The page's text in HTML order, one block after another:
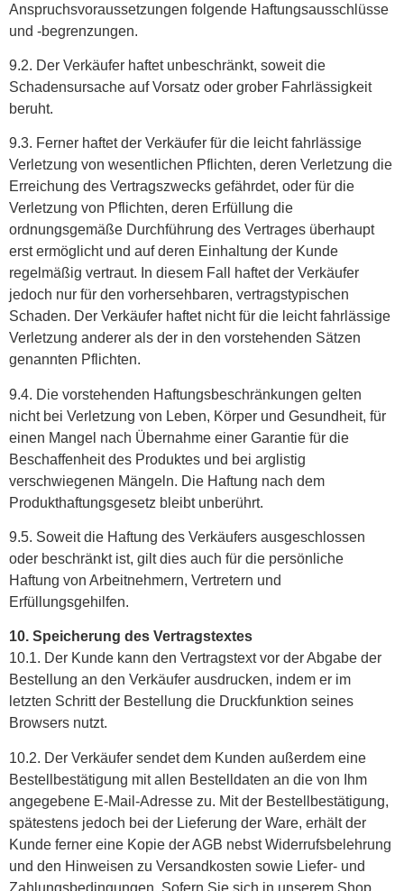
Anspruchsvoraussetzungen folgende Haftungsausschlüsse
und -begrenzungen.
9.2. Der Verkäufer haftet unbeschränkt, soweit die
Schadensursache auf Vorsatz oder grober Fahrlässigkeit
beruht.
9.3. Ferner haftet der Verkäufer für die leicht fahrlässige
Verletzung von wesentlichen Pflichten, deren Verletzung die
Erreichung des Vertragszwecks gefährdet, oder für die
Verletzung von Pflichten, deren Erfüllung die
ordnungsgemäße Durchführung des Vertrages überhaupt
erst ermöglicht und auf deren Einhaltung der Kunde
regelmäßig vertraut. In diesem Fall haftet der Verkäufer
jedoch nur für den vorhersehbaren, vertragstypischen
Schaden. Der Verkäufer haftet nicht für die leicht fahrlässige
Verletzung anderer als der in den vorstehenden Sätzen
genannten Pflichten.
9.4. Die vorstehenden Haftungsbeschränkungen gelten
nicht bei Verletzung von Leben, Körper und Gesundheit, für
einen Mangel nach Übernahme einer Garantie für die
Beschaffenheit des Produktes und bei arglistig
verschwiegenen Mängeln. Die Haftung nach dem
Produkthaftungsgesetz bleibt unberührt.
9.5. Soweit die Haftung des Verkäufers ausgeschlossen
oder beschränkt ist, gilt dies auch für die persönliche
Haftung von Arbeitnehmern, Vertretern und
Erfüllungsgehilfen.
10. Speicherung des Vertragstextes
10.1. Der Kunde kann den Vertragstext vor der Abgabe der
Bestellung an den Verkäufer ausdrucken, indem er im
letzten Schritt der Bestellung die Druckfunktion seines
Browsers nutzt.
10.2. Der Verkäufer sendet dem Kunden außerdem eine
Bestellbestätigung mit allen Bestelldaten an die von Ihm
angegebene E-Mail-Adresse zu. Mit der Bestellbestätigung,
spätestens jedoch bei der Lieferung der Ware, erhält der
Kunde ferner eine Kopie der AGB nebst Widerrufsbelehrung
und den Hinweisen zu Versandkosten sowie Liefer- und
Zahlungsbedingungen. Sofern Sie sich in unserem Shop